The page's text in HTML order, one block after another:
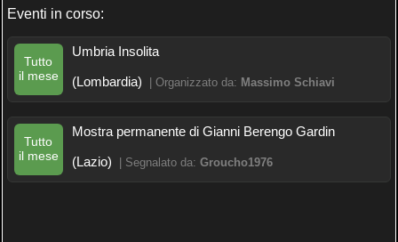
Eventi in corso:
Tutto
il mese
Umbria Insolita
(Lombardia)
| Organizzato da: Massimo Schiavi
Tutto
il mese
Mostra permanente di Gianni Berengo Gardin
(Lazio)
| Segnalato da: Groucho1976